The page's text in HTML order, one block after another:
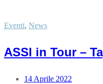
Eventi, News
ASSI in Tour –
14 Aprile 2022